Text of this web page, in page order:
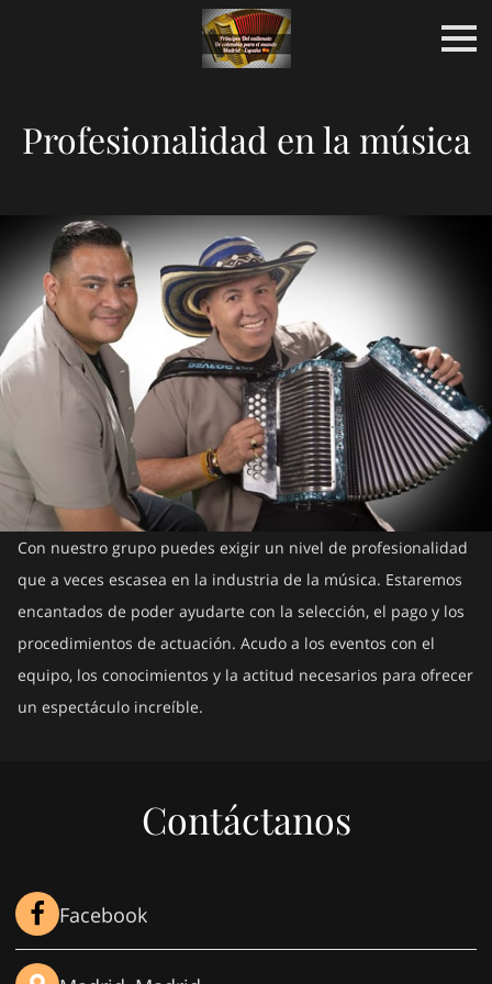
Profesionalidad en la música
Con nuestro grupo puedes exigir un nivel de profesionalidad
que a veces escasea en la industria de la música. Estaremos
encantados de poder ayudarte con la selección, el pago y los
procedimientos de actuación. Acudo a los eventos con el
equipo, los conocimientos y la actitud necesarios para ofrecer
un espectáculo increíble.
Contáctanos
Facebook